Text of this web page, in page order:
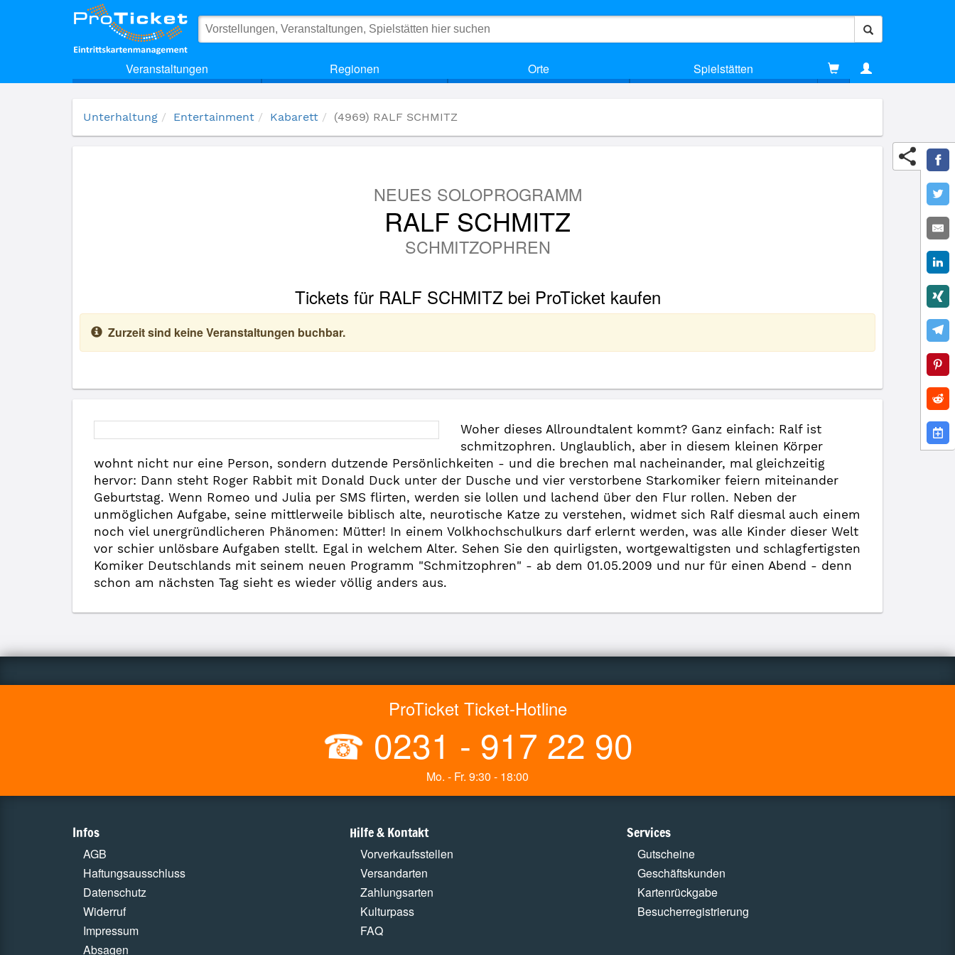
Veranstaltungen Regionen Orte Spielstätten
(4969) RALF SCHMITZ
Unterhaltung Entertainment Kabarett (4969) RALF SCHMITZ
NEUES SOLOPROGRAMM
RALF SCHMITZ
SCHMITZOPHREN
Tickets für RALF SCHMITZ bei ProTicket kaufen
Zurzeit sind keine Veranstaltungen buchbar.
Woher dieses Allroundtalent kommt? Ganz einfach: Ralf ist
schmitzophren. Unglaublich, aber in diesem kleinen Körper
wohnt nicht nur eine Person, sondern dutzende Persönlichkeiten - und die brechen mal nacheinander, mal gleichzeitig
hervor: Dann steht Roger Rabbit mit Donald Duck unter der Dusche und vier verstorbene Starkomiker feiern miteinander
Geburtstag. Wenn Romeo und Julia per SMS flirten, werden sie lollen und lachend über den Flur rollen. Neben der
unmöglichen Aufgabe, seine mittlerweile biblisch alte, neurotische Katze zu verstehen, widmet sich Ralf diesmal auch einem
noch viel unergründlicheren Phänomen: Mütter! In einem Volkhochschulkurs darf erlernt werden, was alle Kinder dieser Welt
vor schier unlösbare Aufgaben stellt. Egal in welchem Alter. Sehen Sie den quirligsten, wortgewaltigsten und schlagfertigsten
Komiker Deutschlands mit seinem neuen Programm "Schmitzophren" - ab dem 01.05.2009 und nur für einen Abend - denn
schon am nächsten Tag sieht es wieder völlig anders aus.
ProTicket Ticket-Hotline
☎ 0231 - 917 22 90
Mo. - Fr. 9:30 - 18:00
Infos
AGB
Haftungsausschluss
Datenschutz
Widerruf
Impressum
Absagen
Hilfe & Kontakt
Vorverkaufsstellen
Versandarten
Zahlungsarten
Kulturpass
FAQ
Services
Gutscheine
Geschäftskunden
Kartenrückgabe
Besucherregistrierung